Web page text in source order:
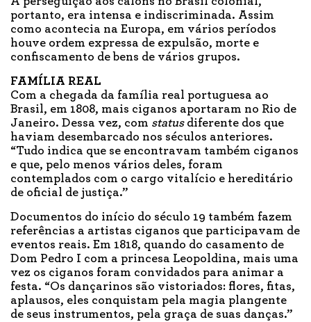
portanto, era intensa e indiscriminada. Assim
como acontecia na Europa, em vários períodos
houve ordem expressa de expulsão, morte e
confiscamento de bens de vários grupos.
FAMÍLIA REAL
Com a chegada da família real portuguesa ao
Brasil, em 1808, mais ciganos aportaram no Rio de
Janeiro. Dessa vez, com statusdiferente dos que
haviam desembarcado nos séculos anteriores.
“Tudo indica que se encontravam também ciganos
e que, pelo menos vários deles, foram
contemplados com o cargo vitalício e hereditário
de oficial de justiça.”
Documentos do início do século 19 também fazem
referências a artistas ciganos que participavam de
eventos reais. Em 1818, quando do casamento de
Dom Pedro I com a princesa Leopoldina, mais uma
vez os ciganos foram convidados para animar a
festa. “Os dançarinos são vistoriados: flores, fitas,
aplausos, eles conquistam pela magia plangente
de seus instrumentos, pela graça de suas danças.”